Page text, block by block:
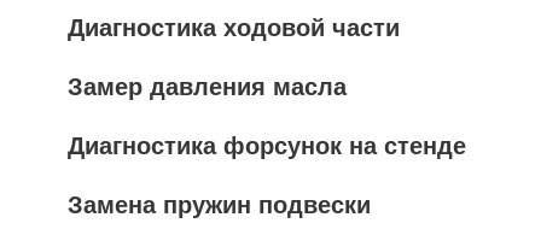
Диагностика ходовой части
Замер давления масла
Диагностика форсунок на стенде
Замена пружин подвески